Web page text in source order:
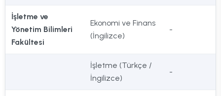
İşletme ve
Yönetim Bilimleri
Fakültesi
Ekonomi ve Finans
(İngilizce)
-
İşletme (Türkçe /
İngilizce)
-